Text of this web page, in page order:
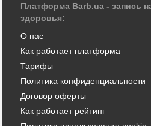
Платформа Barb.ua - запись
здоровья:
О нас
Как работает платформа
Тарифы
Политика конфиденциальности
Договор оферты
Как работает рейтинг